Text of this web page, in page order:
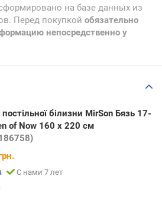
на базе данных из
Перед покупкой обязательно
непосредственно у
білизни MirSon Бязь 17-
of Now 160 x 220 см
С нами 7 лет